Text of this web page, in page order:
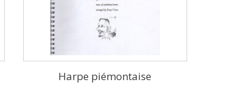
Harpe piémontaise